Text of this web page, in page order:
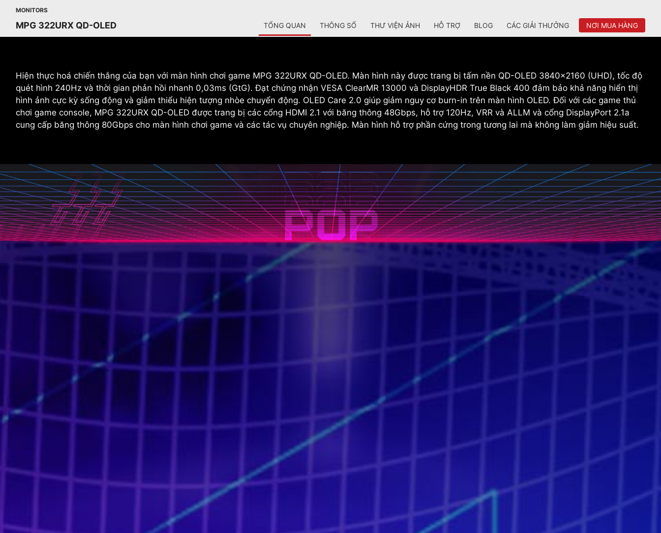
MONITORS
MPG 322URX QD-OLED TỔNG QUAN THÔNG SỐ THƯ VIỆN ẢNH HỖ TRỢ BLOG CÁC GIẢI THƯỞNG NƠI MUA HÀNG
Hiện thực hoá chiến thắng của bạn với màn hình chơi game MPG 322URX QD-OLED. Màn hình này được trang bị tấm nền QD-OLED 3840x2160 (UHD), tốc độ
quét hình 240Hz và thời gian phản hồi nhanh 0,03ms (GtG). Đạt chứng nhận VESA ClearMR 13000 và DisplayHDR True Black 400 đảm bảo khả năng hiển thị
hình ảnh cực kỳ sống động và giảm thiểu hiện tượng nhòe chuyển động. OLED Care 2.0 giúp giảm nguy cơ burn-in trên màn hình OLED. Đối với các game thủ
chơi game console, MPG 322URX QD-OLED được trang bị các cổng HDMI 2.1 với băng thông 48Gbps, hỗ trợ 120Hz, VRR và ALLM và cổng DisplayPort 2.1a
cung cấp băng thông 80Gbps cho màn hình chơi game và các tác vụ chuyên nghiệp. Màn hình hỗ trợ phần cứng trong tương lai mà không làm giảm hiệu suất.